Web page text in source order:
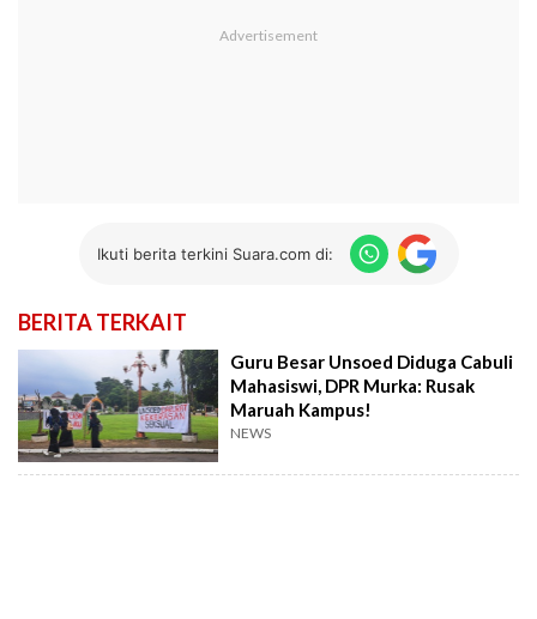
Ikuti berita terkini Suara.com di:
BERITA TERKAIT
Guru Besar Unsoed Diduga Cabuli
Mahasiswi, DPR Murka: Rusak
Maruah Kampus!
NEWS